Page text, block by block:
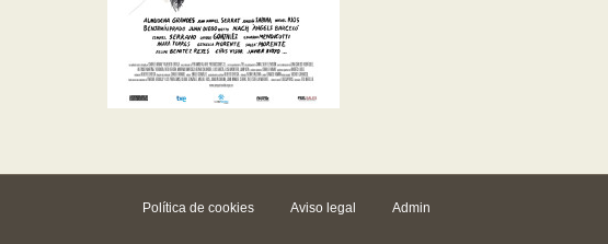
Política de cookies Aviso legal Admin